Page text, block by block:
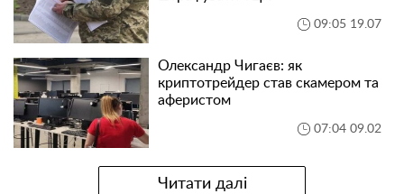
09:05 19.07
Олександр Чигаєв: як
криптотрейдер став скамером та
аферистом
07:04 09.02
Читати далі